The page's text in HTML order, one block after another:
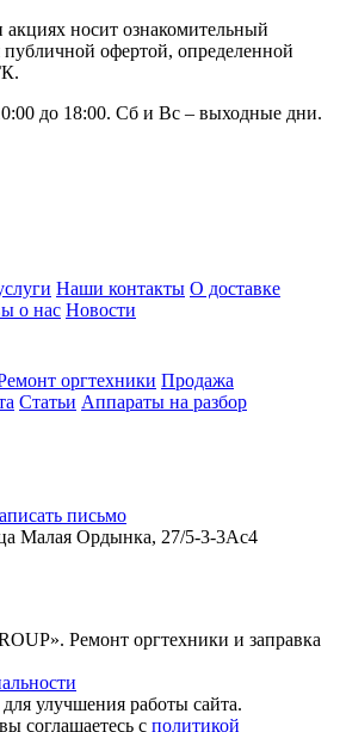
носит ознакомительный
публичной офертой, определенной
до 18:00. Сб и Вс – выходные дни.
Наши контакты О доставке
о нас Новости
оргтехники Продажа
Статьи Аппараты на разбор
письмо
Малая Ордынка, 27/5-3-3Ас4
Ремонт оргтехники и заправка
улучшения работы сайта.
соглашаетесь с политикой